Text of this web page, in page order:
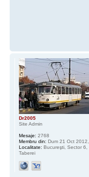
Dr2005
Site Admin
Mesaje: 2768
Membru din: Dum 21 Oct
Localitate: Bucureşti, Sector 6,
Taberei